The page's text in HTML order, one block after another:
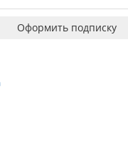
Оформить подписку